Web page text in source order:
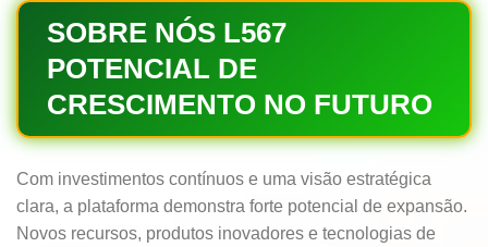
SOBRE NÓS L567
POTENCIAL DE
CRESCIMENTO NO FUTURO
Com investimentos contínuos e uma visão estratégica
clara, a plataforma demonstra forte potencial de expansão.
Novos recursos, produtos inovadores e tecnologias de